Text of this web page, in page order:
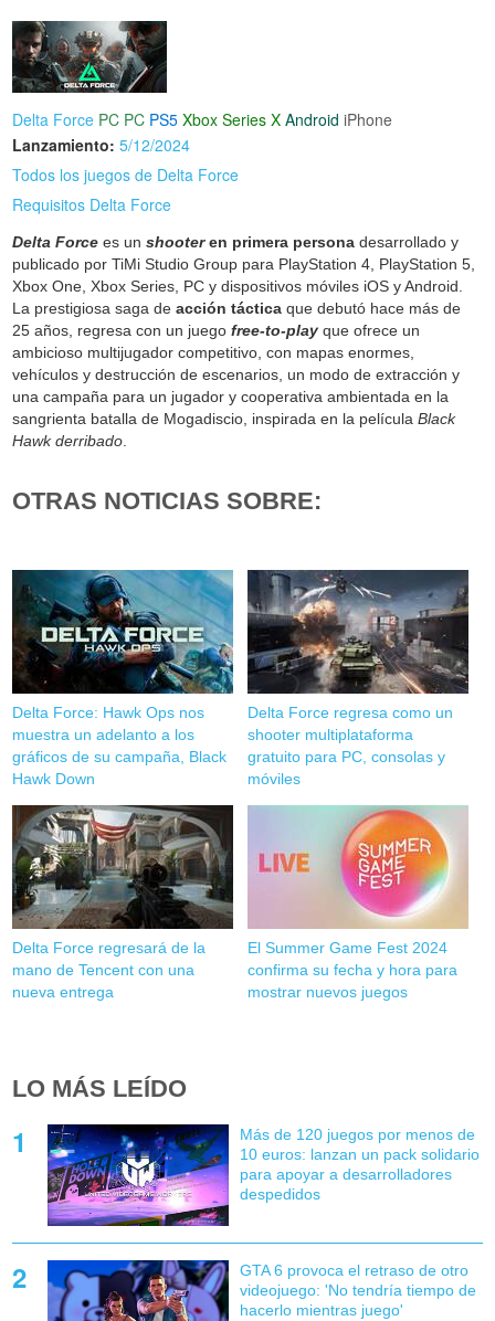
Delta Force PC PC PS5 Xbox Series X Android iPhone
Lanzamiento: 5/12/2024
Todos los juegos de Delta Force
Requisitos Delta Force
Delta Force es unshooteren primera persona desarrollado y
publicado por TiMi Studio Group para PlayStation 4, PlayStation 5,
Xbox One, Xbox Series, PC y dispositivos móviles iOS y Android.
La prestigiosa saga deacción táctica que debutó hace más de
25 años, regresa con un juegofree-to-play que ofrece un
ambicioso multijugador competitivo, con mapas enormes,
vehículos y destrucción de escenarios, un modo de extracción y
una campaña para un jugador y cooperativa ambientada en la
sangrienta batalla de Mogadiscio, inspirada en la películaBlack
Hawk derribado.
OTRAS NOTICIAS SOBRE:
Delta Force: Hawk Ops nos
muestra un adelanto a los
gráficos de su campaña, Black
Hawk Down
Delta Force regresa como un
shooter multiplataforma
gratuito para PC, consolas y
móviles
Delta Force regresará de la
mano de Tencent con una
nueva entrega
El Summer Game Fest 2024
confirma su fecha y hora para
mostrar nuevos juegos
LO MÁS LEÍDO
Más de 120 juegos por menos de
10 euros: lanzan un pack solidario
para apoyar a desarrolladores
despedidos
GTA 6 provoca el retraso de otro
videojuego: 'No tendría tiempo de
hacerlo mientras juego'